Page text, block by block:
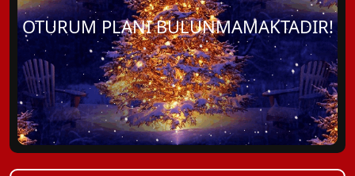
OTURUM PLANI BULUNMAMAKTADIR!